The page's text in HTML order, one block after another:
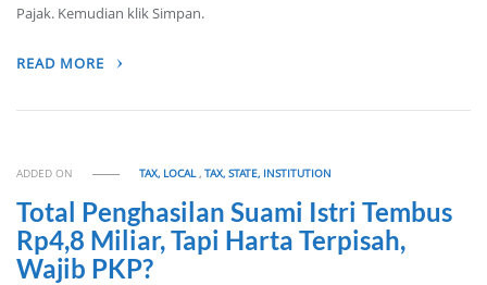
Pajak. Kemudian klik Simpan.
READ MORE
ADDED ON TAX, LOCAL,TAX, STATE, INSTITUTION
Total Penghasilan Suami Istri Tembus
Rp4,8 Miliar, Tapi Harta Terpisah,
Wajib PKP?